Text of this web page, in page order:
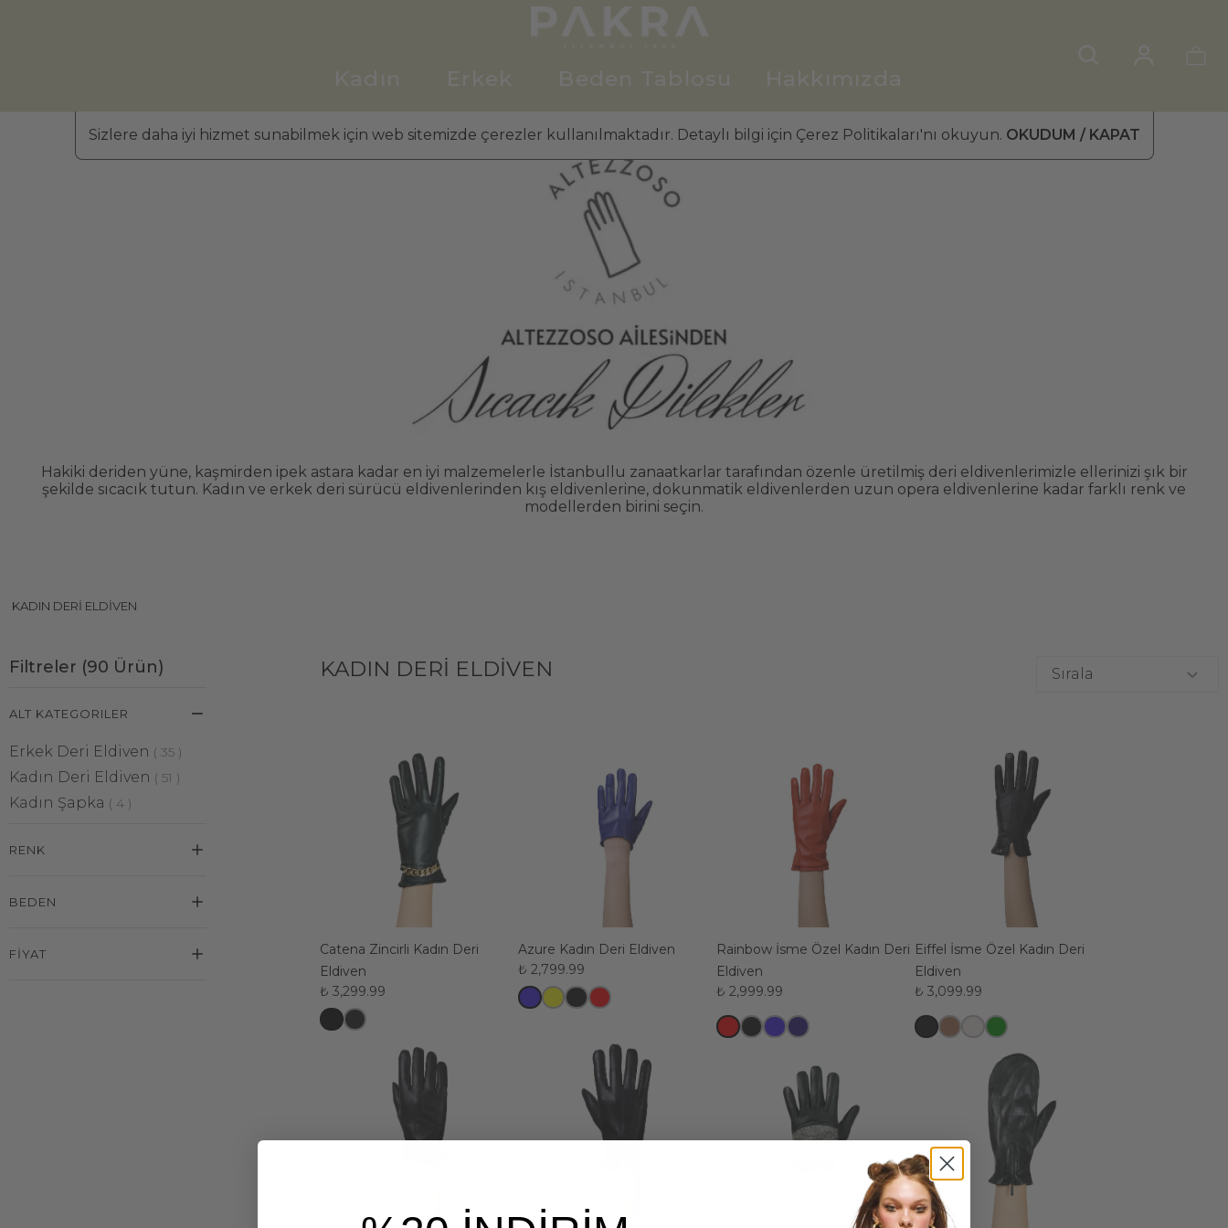
Sizlere daha iyi hizmet sunabilmek için web sitemizde çerezler kullanılmaktadır. Detaylı bilgi için Çerez Politikaları'nı okuyun. OKUDUM / KAPAT
Hakiki deriden yüne, kaşmirden ipek astara kadar en iyi malzemelerle İstanbullu zanaatkarlar tarafından özenle üretilmiş deri eldivenlerimizle ellerinizi şık bir
şekilde sıcacık tutun. Kadın ve erkek deri sürücü eldivenlerinden kış eldivenlerine, dokunmatik eldivenlerden uzun opera eldivenlerine kadar farklı renk ve
modellerden birini seçin.
KADIN DERI ELDIVEN
Filtreler (90 Ürün)
ALT KATEGORILER
Erkek Deri Eldiven ( 35 )
Kadın Deri Eldiven ( 51 )
Kadın Şapka ( 4 )
RENK
BEDEN
FIYAT
KADIN DERI ELDIVEN Sırala
Catena Zincirli Kadın Deri
Eldiven
₺ 3,299.99
Azure Kadın Deri Eldiven
₺ 2,799.99
Rainbow İsme Özel Kadın Deri
Eldiven
₺ 2,999.99
Eiffel İsme Özel Kadın Deri
Eldiven
₺ 3,099.99